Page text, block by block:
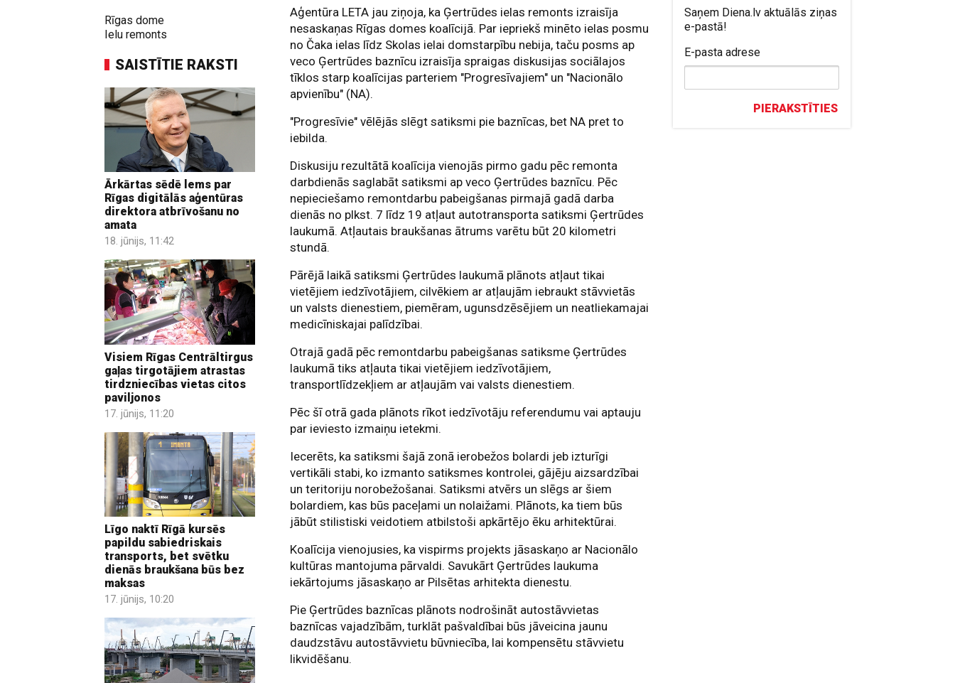
Rīgas dome
Ielu remonts
SAISTĪTIE RAKSTI
Ārkārtas sēdē lems par
Rīgas digitālās aģentūras
direktora atbrīvošanu no
amata
18. jūnijs, 11:42
Visiem Rīgas Centrāltirgus
gaļas tirgotājiem atrastas
tirdzniecības vietas citos
paviljonos
17. jūnijs, 11:20
Līgo naktī Rīgā kursēs
papildu sabiedriskais
transports, bet svētku
dienās braukšana būs bez
maksas
17. jūnijs, 10:20
Aģentūra LETA jau ziņoja, ka Ģertrūdes ielas remonts izraisīja
nesaskaņas Rīgas domes koalīcijā. Par iepriekš minēto ielas posmu
no Čaka ielas līdz Skolas ielai domstarpību nebija, taču posms ap
veco Ģertrūdes baznīcu izraisīja spraigas diskusijas sociālajos
tīklos starp koalīcijas parteriem "Progresīvajiem" un "Nacionālo
apvienību" (NA).
"Progresīvie" vēlējās slēgt satiksmi pie baznīcas, bet NA pret to
iebilda.
Diskusiju rezultātā koalīcija vienojās pirmo gadu pēc remonta
darbdienās saglabāt satiksmi ap veco Ģertrūdes baznīcu. Pēc
nepieciešamo remontdarbu pabeigšanas pirmajā gadā darba
dienās no plkst. 7 līdz 19 atļaut autotransporta satiksmi Ģertrūdes
laukumā. Atļautais braukšanas ātrums varētu būt 20 kilometri
stundā.
Pārējā laikā satiksmi Ģertrūdes laukumā plānots atļaut tikai
vietējiem iedzīvotājiem, cilvēkiem ar atļaujām iebraukt stāvvietās
un valsts dienestiem, piemēram, ugunsdzēsējiem un neatliekamajai
medicīniskajai palīdzībai.
Otrajā gadā pēc remontdarbu pabeigšanas satiksme Ģertrūdes
laukumā tiks atļauta tikai vietējiem iedzīvotājiem,
transportlīdzekļiem ar atļaujām vai valsts dienestiem.
Pēc šī otrā gada plānots rīkot iedzīvotāju referendumu vai aptauju
par ieviesto izmaiņu ietekmi.
Iecerēts, ka satiksmi šajā zonā ierobežos bolardi jeb izturīgi
vertikāli stabi, ko izmanto satiksmes kontrolei, gājēju aizsardzībai
un teritoriju norobežošanai. Satiksmi atvērs un slēgs ar šiem
bolardiem, kas būs paceļami un nolaižami. Plānots, ka tiem būs
jābūt stilistiski veidotiem atbilstoši apkārtējo ēku arhitektūrai.
Koalīcija vienojusies, ka vispirms projekts jāsaskaņo ar Nacionālo
kultūras mantojuma pārvaldi. Savukārt Ģertrūdes laukuma
iekārtojums jāsaskaņo ar Pilsētas arhitekta dienestu.
Pie Ģertrūdes baznīcas plānots nodrošināt autostāvvietas
baznīcas vajadzībām, turklāt pašvaldībai būs jāveicina jaunu
daudzstāvu autostāvvietu būvniecība, lai kompensētu stāvvietu
likvidēšanu.
Saņem Diena.lv aktuālās ziņas
e-pastā!
E-pasta adrese
PIERAKSTĪTIES